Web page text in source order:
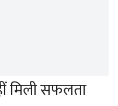
मिली सफलता